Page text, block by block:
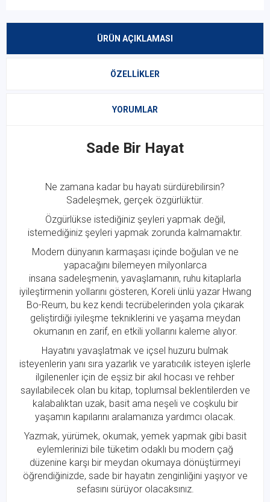
ÜRÜN AÇIKLAMASI
ÖZELLIKLER
YORUMLAR
Sade Bir Hayat
Ne zamana kadar bu hayatı sürdürebilirsin?
Sadeleşmek, gerçek özgürlüktür.
Özgürlükse istediğiniz şeyleri yapmak değil,
istemediğiniz şeyleri yapmak zorunda kalmamaktır.
Modern dünyanın karmaşası içinde boğulan ve ne
yapacağını bilemeyen milyonlarca
insana sadeleşmenin, yavaşlamanın, ruhu kitaplarla
iyileştirmenin yollarını gösteren, Koreli ünlü yazar Hwang
Bo-Reum, bu kez kendi tecrübelerinden yola çıkarak
geliştirdiği iyileşme tekniklerini ve yaşama meydan
okumanın en zarif, en etkili yollarını kaleme alıyor.
Hayatını yavaşlatmak ve içsel huzuru bulmak
isteyenlerin yanı sıra yazarlık ve yaratıcılık isteyen işlerle
ilgilenenler için de eşsiz bir akıl hocası ve rehber
sayılabilecek olan bu kitap, toplumsal beklentilerden ve
kalabalıktan uzak, basit ama neşeli ve coşkulu bir
yaşamın kapılarını aralamanıza yardımcı olacak.
Yazmak, yürümek, okumak, yemek yapmak gibi basit
eylemlerinizi bile tüketim odaklı bu modern çağ
düzenine karşı bir meydan okumaya dönüştürmeyi
öğrendiğinizde, sade bir hayatın zenginliğini yaşıyor ve
sefasını sürüyor olacaksınız.